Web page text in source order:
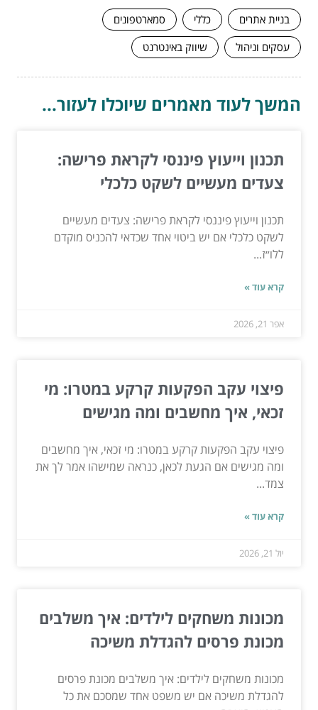
בניית אתרים כללי
סמארטפונים
עסקים וניהול
שיווק באינטרנט
המשך לעוד מאמרים שיוכלו לעזור...
תכנון וייעוץ פיננסי לקראת פרישה:
צעדים מעשיים לשקט כלכלי
תכנון וייעוץ פיננסי לקראת פרישה: צעדים מעשיים
לשקט כלכלי אם יש ביטוי אחד שכדאי להכניס מוקדם
ללו״ז...
קרא עוד »
אפר 21, 2026
פיצוי עקב הפקעות קרקע במטרו: מי
זכאי, איך מחשבים ומה מגישים
פיצוי עקב הפקעות קרקע במטרו: מי זכאי, איך מחשבים
ומה מגישים אם הגעת לכאן, כנראה שמישהו אמר לך את
צמד...
קרא עוד »
יול 21, 2026
מכונות משחקים לילדים: איך משלבים
מכונת פרסים להגדלת משיכה
מכונות משחקים לילדים: איך משלבים מכונת פרסים
להגדלת משיכה אם יש משפט אחד שמסכם את כל